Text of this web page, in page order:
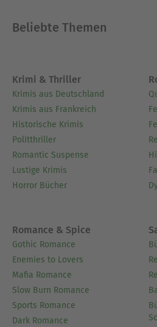
Beliebte Themen
Krimi & Thriller
Krimis aus Deutschland
Krimis aus Frankreich
Historische Krimis
Politthriller
Romantic Suspense
Lustige Krimis
Horror Bücher
Romance & Spice
Gothic Romance
Enemies to Lovers
Mafia Romance
Slow Burn Romance
Sports Romance
Dark Romance